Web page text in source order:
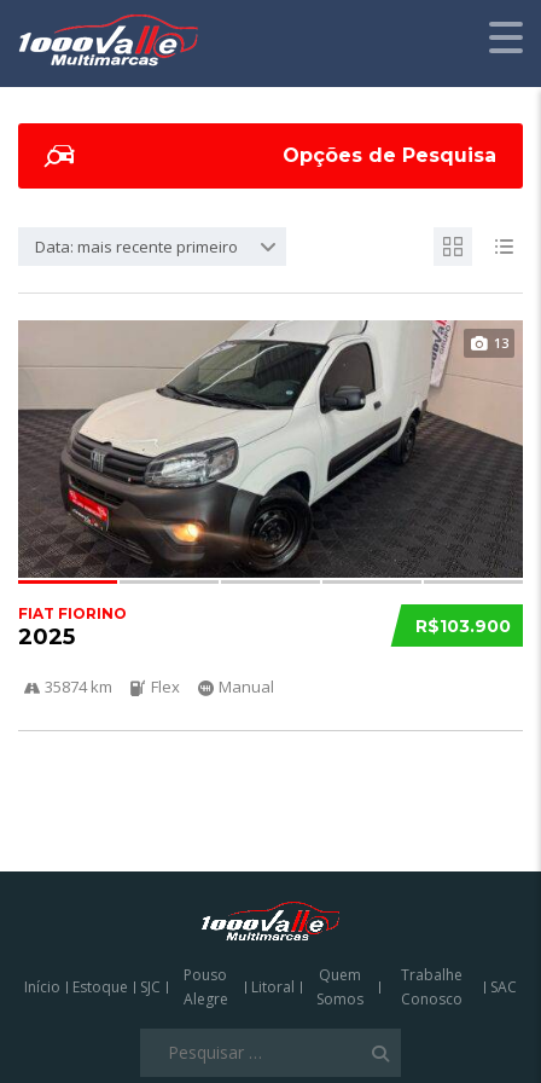
Opções de Pesquisa
Data: mais recente primeiro
13
R$103.900
FIAT FIORINO
2025
35874 km Flex Manual
Início Estoque SJC
Pouso
Alegre
Litoral
Quem
Somos
Trabalhe
Conosco
SAC